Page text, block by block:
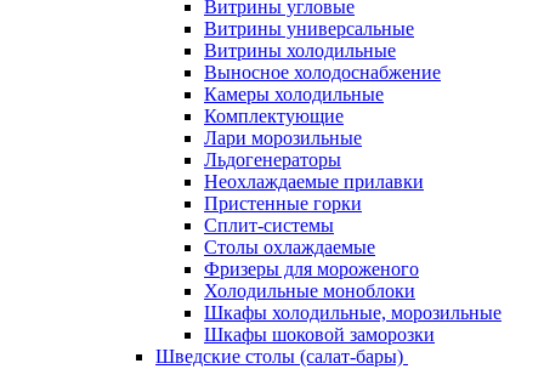
Витрины угловые
Витрины универсальные
Витрины холодильные
Выносное холодоснабжение
Камеры холодильные
Комплектующие
Лари морозильные
Льдогенераторы
Неохлаждаемые прилавки
Пристенные горки
Сплит-системы
Столы охлаждаемые
Фризеры для мороженого
Холодильные моноблоки
Шкафы холодильные, морозильные
Шкафы шоковой заморозки
Шведские столы (салат-бары)